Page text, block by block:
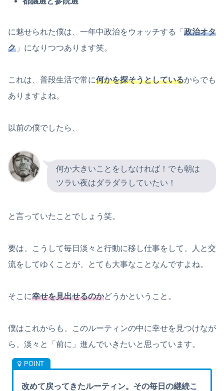
に魅せられた僕は、一年中政治をウォッチする「 政治オタ
ク 」になりつつあります笑。
これは、普段生活で常に何かを探そうとしているからでも
ありますよね。
以前の僕でしたら、
何か大きいことをしなければ！でも朝は
ツラい夜はダラダラしていたい！
と言っていたことでしょう笑。
要は、こうして毎日淡々と行動に移し仕事をして、人と交
流をしてゆくことが、とても大事なことなんですよね。
そこに幸せを見出せるのかどうかということ。
僕はこれからも、このルーティンの中に幸せを見つけなが
ら、淡々と「前に」進んでいきたいと思っています。
改めて戻ってきたルーティン。その毎日の継続こ